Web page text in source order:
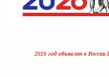
2026 год объявлен в